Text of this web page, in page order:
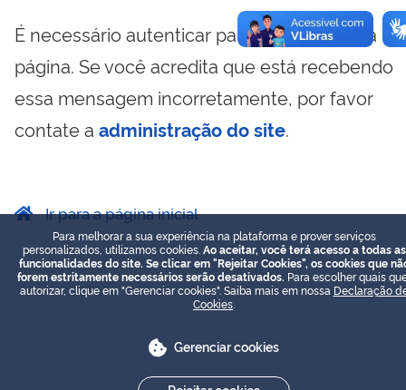
É necessário autenticar para visualizar essa
página. Se você acredita que está recebendo
essa mensagem incorretamente, por favor
contate a administração do site.
Ir para a página inicial
Para melhorar a sua experiência na plataforma e prover serviços
personalizados, utilizamos cookies. Ao aceitar, você terá acesso a todas as
funcionalidades do site. Se clicar em "Rejeitar Cookies", os cookies que
forem estritamente necessários serão desativados. Para escolher quais
autorizar, clique em "Gerenciar cookies". Saiba mais em nossa Declaração
Cookies
Gerenciar cookies